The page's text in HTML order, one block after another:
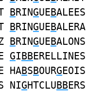
BRINGUEBALEES
BRINGUEBALERA
BRINGUEBALONS
GIBBERELLINES
HABSBOURGEOIS
NIGHTCLUBBERS